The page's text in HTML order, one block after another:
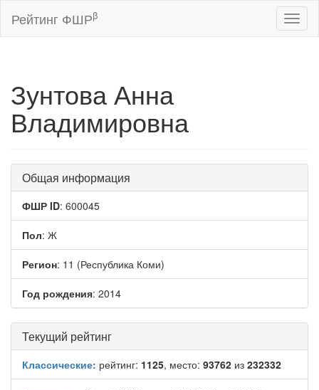
Рейтинг ФШРβ
Зунтова Анна
Владимировна
Общая информация
ФШР ID: 600045
Пол: Ж
Регион: 11 (Республика Коми)
Год рождения: 2014
Текущий рейтинг
Классические: рейтинг: 1125, место: 93762 из 232332